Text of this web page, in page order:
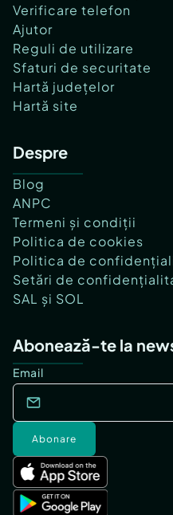
Verificare telefon
Ajutor
Reguli de utilizare
Sfaturi de securitate
Hartă județelor
Hartă site
Despre
Blog
ANPC
Termeni și condiții
Politica de cookies
Politica de
Setări de
SAL și SOL
Abonează-te la
Email
Abonare